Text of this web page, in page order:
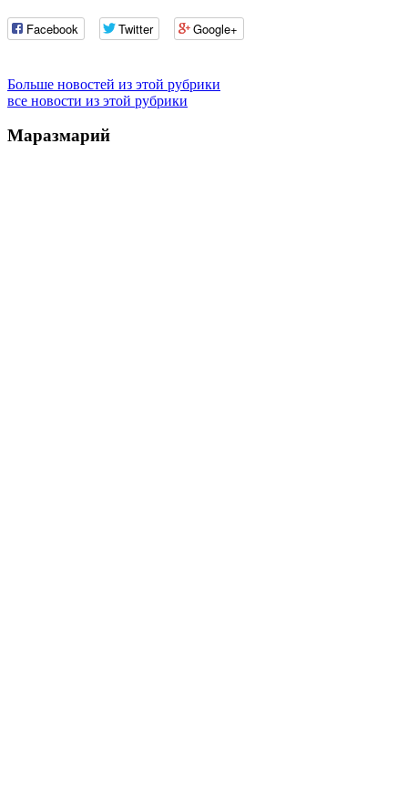
Facebook Twitter Google+
Больше новостей из этой рубрики
все новости из этой рубрики
Маразмарий